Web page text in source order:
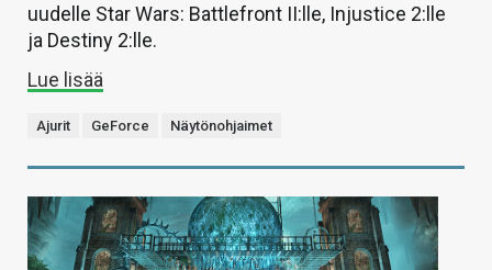
uudelle Star Wars: Battlefront II:lle, Injustice 2:lle
ja Destiny 2:lle.
Lue lisää
Ajurit GeForce Näytönohjaimet